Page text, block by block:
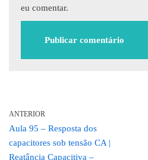
eu comentar.
ANTERIOR
Aula 95 – Resposta dos
capacitores sob tensão CA |
Reatância Capacitiva –